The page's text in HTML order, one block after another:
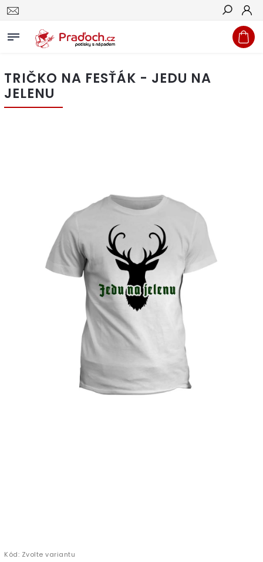
Hledat
TRIČKO NA FESŤÁK - JEDU NA
JELENU
Kód: Zvolte variantu